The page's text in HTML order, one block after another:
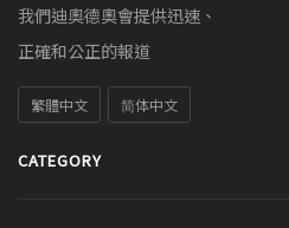
我們迪奧德奧會提供迅速、
正確和公正的報道
繁體中文 简体中文
CATEGORY